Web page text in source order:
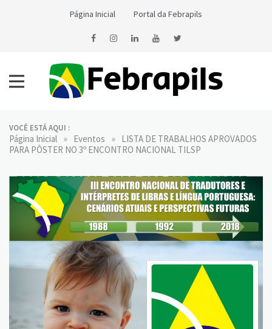
Página Inicial Portal da Febrapils
VOCÊ ESTÁ AQUI :
Página Inicial » Eventos » LISTA DE TRABALHOS APROVADOS
PARA PÔSTER NO 3º ENCONTRO NACIONAL TILSP